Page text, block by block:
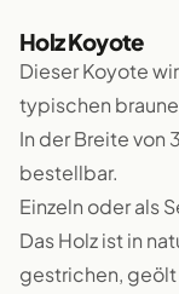
Holz Koyote
Dieser Koyote
typischen
In der Breite von
bestellbar.
Einzeln oder als
Das Holz ist in
gestrichen,